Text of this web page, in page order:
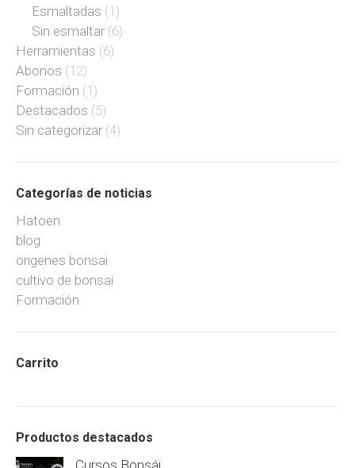
Esmaltadas (1)
Sin esmaltar (6)
Herramientas (6)
Abonos (12)
Formación (1)
Destacados (5)
Sin categorizar (4)
Categorías de noticias
Hatoen
blog
origenes bonsai
cultivo de bonsai
Formación
Carrito
Productos destacados
Cursos Bonsái